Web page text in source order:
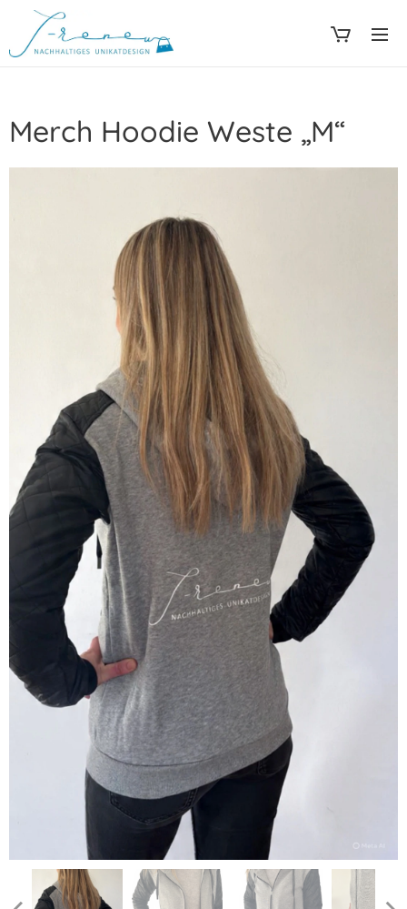
Merch Hoodie Weste „M“